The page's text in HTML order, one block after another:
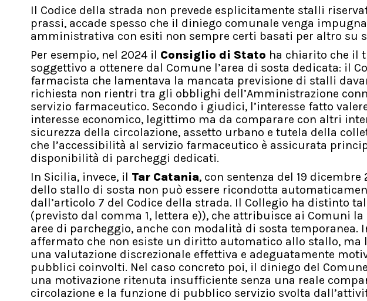
Il Codice della strada non prevede esplicitamente stalli
prassi, accade spesso che il diniego comunale venga
amministrativa con esiti non sempre certi basati per altro su
Per esempio, nel 2024 il Consiglio di Stato ha chiarito che il
soggettivo a ottenere dal Comune l’area di sosta dedicata: il
farmacista che lamentava la mancata previsione di stalli
richiesta non rientri tra gli obblighi dell’Amministrazione
servizio farmaceutico. Secondo i giudici, l’interesse fatto
interesse economico, legittimo ma da comparare con altri
sicurezza della circolazione, assetto urbano e tutela della
che l’accessibilità al servizio farmaceutico è assicurata
disponibilità di parcheggi dedicati.
In Sicilia, invece, il Tar Catania, con sentenza del 19
dello stallo di sosta non può essere ricondotta
dall’articolo 7 del Codice della strada. Il Collegio ha distinto
(previsto dal comma 1, lettera e)), che attribuisce ai Comuni
aree di parcheggio, anche con modalità di sosta temporanea.
affermato che non esiste un diritto automatico allo stallo, ma
una valutazione discrezionale effettiva e adeguatamente
pubblici coinvolti. Nel caso concreto poi, il diniego del
una motivazione ritenuta insufficiente senza una reale
circolazione e la funzione di pubblico servizio svolta